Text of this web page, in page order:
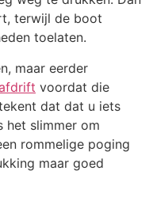
terwijl de boot
toelaten.
maar eerder
voordat die
dat dat u iets
het slimmer om
rommelige poging
maar goed